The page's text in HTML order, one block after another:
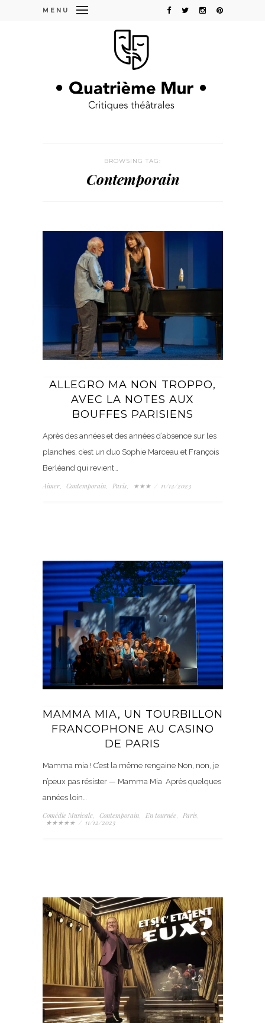
MENU
BROWSING TAG:
Contemporain
ALLEGRO MA NON TROPPO,
AVEC LA NOTES AUX
BOUFFES PARISIENS
Après des années et des années d’absence sur les
planches, c’est un duo Sophie Marceau et François
Berléand qui revient…
Aimer, Contemporain, Paris, ★★★ / 11/12/2023
MAMMA MIA, UN TOURBILLON
FRANCOPHONE AU CASINO
DE PARIS
Mamma mia ! C’est la même rengaine Non, non, je
n’peux pas résister — Mamma Mia Après quelques
années loin…
Comédie Musicale, Contemporain, En tournée, Paris,
★★★★★ / 11/12/2023